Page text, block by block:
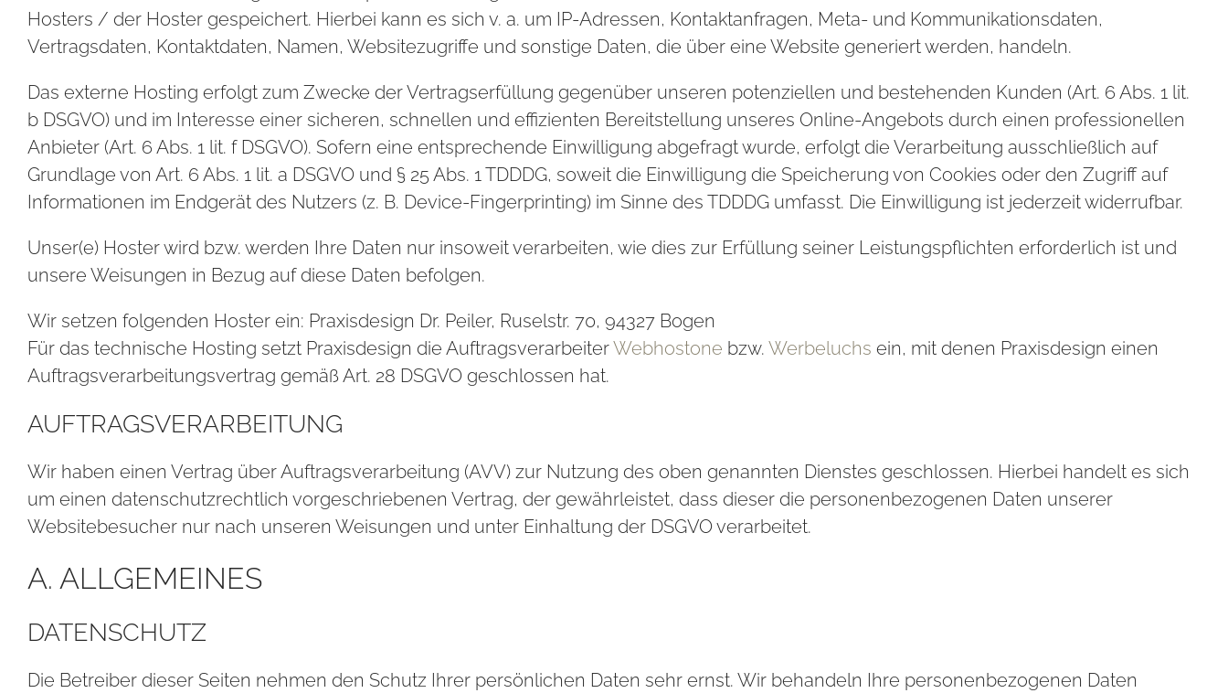
Hosters / der Hoster gespeichert. Hierbei kann es sich v. a. um IP-Adressen, Kontaktanfragen, Meta- und Kommunikationsdaten,
Vertragsdaten, Kontaktdaten, Namen, Websitezugriffe und sonstige Daten, die über eine Website generiert werden, handeln.
Das externe Hosting erfolgt zum Zwecke der Vertragserfüllung gegenüber unseren potenziellen und bestehenden Kunden (Art. 6 Abs. 1 lit.
b DSGVO) und im Interesse einer sicheren, schnellen und effizienten Bereitstellung unseres Online-Angebots durch einen professionellen
Anbieter (Art. 6 Abs. 1 lit. f DSGVO). Sofern eine entsprechende Einwilligung abgefragt wurde, erfolgt die Verarbeitung ausschließlich auf
Grundlage von Art. 6 Abs. 1 lit. a DSGVO und § 25 Abs. 1 TDDDG, soweit die Einwilligung die Speicherung von Cookies oder den Zugriff auf
Informationen im Endgerät des Nutzers (z. B. Device-Fingerprinting) im Sinne des TDDDG umfasst. Die Einwilligung ist jederzeit widerrufbar.
Unser(e) Hoster wird bzw. werden Ihre Daten nur insoweit verarbeiten, wie dies zur Erfüllung seiner Leistungspflichten erforderlich ist und
unsere Weisungen in Bezug auf diese Daten befolgen.
Wir setzen folgenden Hoster ein: Praxisdesign Dr. Peiler, Ruselstr. 70, 94327 Bogen
Für das technische Hosting setzt Praxisdesign die AuftragsverarbeiterWebhostone bzw. Werbeluchs ein, mit denen Praxisdesign einen
Auftragsverarbeitungsvertrag gemäß Art. 28 DSGVO geschlossen hat.
AUF­TRAGS­VER­AR­BEI­TUNG
Wir haben einen Vertrag über Auftragsverarbeitung (AVV) zur Nutzung des oben genannten Dienstes geschlossen. Hierbei handelt es sich
um einen datenschutzrechtlich vorgeschriebenen Vertrag, der gewährleistet, dass dieser die personenbezogenen Daten unserer
Websitebesucher nur nach unseren Weisungen und unter Einhaltung der DSGVO verarbeitet.
A. ALL­GE­MEI­NES
DATENSCHUTZ
Die Betreiber dieser Seiten nehmen den Schutz Ihrer persönlichen Daten sehr ernst. Wir behandeln Ihre personenbezogenen Daten